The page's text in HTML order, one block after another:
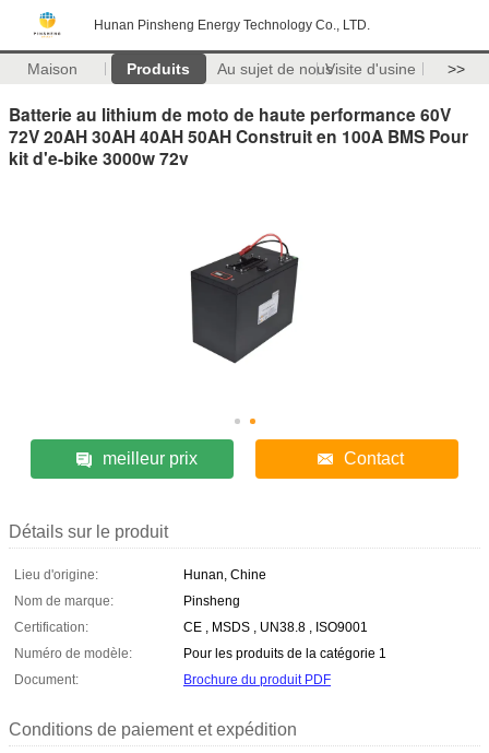
Hunan Pinsheng Energy Technology Co., LTD.
Maison Produits Au sujet de nousVisite d'usine >>
Batterie au lithium de moto de haute performance 60V
72V 20AH 30AH 40AH 50AH Construit en 100A BMS Pour
kit d'e-bike 3000w 72v
meilleur prix Contact
Détails sur le produit
Lieu d'origine:
Hunan, Chine
Nom de marque:
Pinsheng
Certification:
CE , MSDS , UN38.8 , ISO9001
Numéro de modèle:
Pour les produits de la catégorie 1
Document:
Brochure du produit PDF
Conditions de paiement et expédition